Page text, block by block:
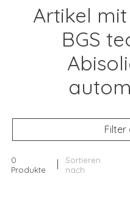
Artikel
BGS
Filter
0
Produkte
Sortieren
nach